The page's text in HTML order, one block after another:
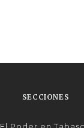
SECCIONES